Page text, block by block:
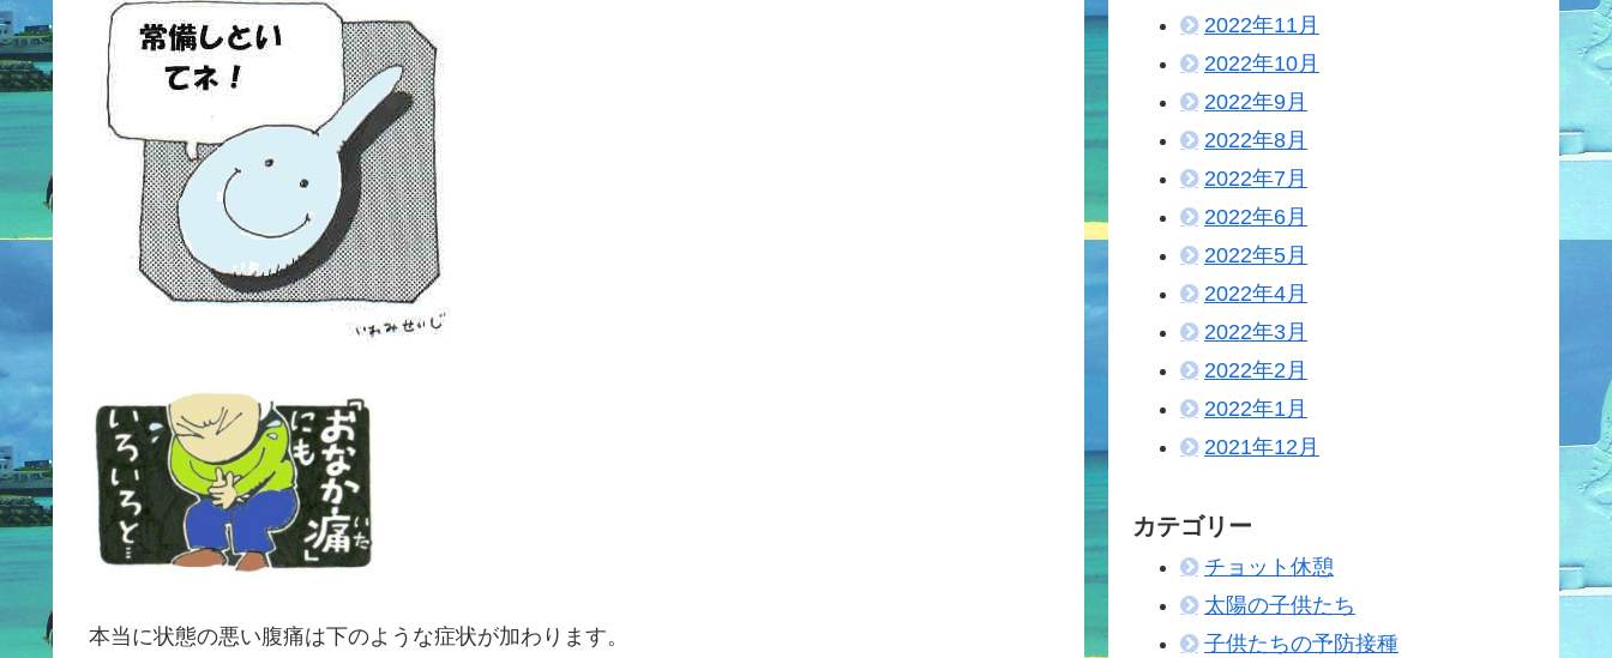
本当に状態の悪い腹痛は下のような症状が加わります。
2022年11月
2022年10月
2022年9月
2022年8月
2022年7月
2022年6月
2022年5月
2022年4月
2022年3月
2022年2月
2022年1月
2021年12月
カテゴリー
チョット休憩
太陽の子供たち
子供たちの予防接種